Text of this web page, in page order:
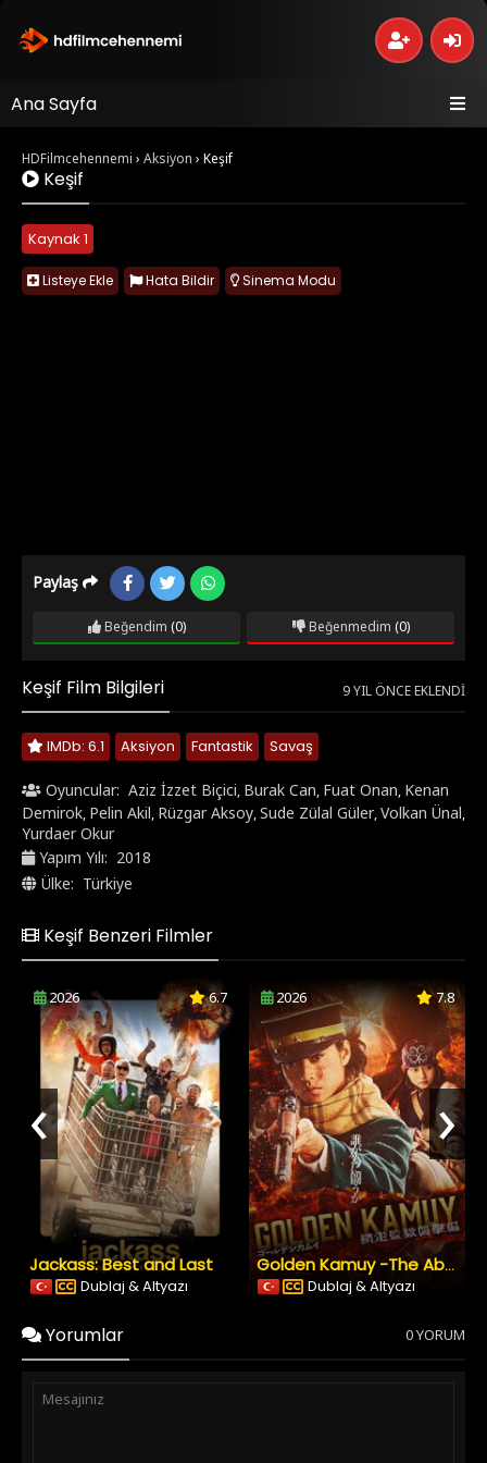
Ana Sayfa
HDFilmcehennemi › Aksiyon › Keşif
Keşif
Kaynak 1
Listeye Ekle Hata Bildir Sinema Modu
Paylaş
Beğendim (0) Beğenmedim (0)
Keşif Film Bilgileri 9 YIL ÖNCE EKLENDI
IMDb: 6.1 Aksiyon Fantastik Savaş
Oyuncular: Aziz İzzet Biçici, Burak Can, Fuat Onan, Kenan
Demirok, Pelin Akil, Rüzgar Aksoy,Sude Zülal Güler,Volkan Ünal,
Yurdaer Okur
Yapım Yılı: 2018
Ülke: Türkiye
Keşif Benzeri Filmler
2026 6.7
Jackass: Best and Last
Dublaj & Altyazı
2026 7.8
Golden Kamuy -The Abashiri Prison Raid
Dublaj & Altyazı
‹ ›
Yorumlar 0 YORUM